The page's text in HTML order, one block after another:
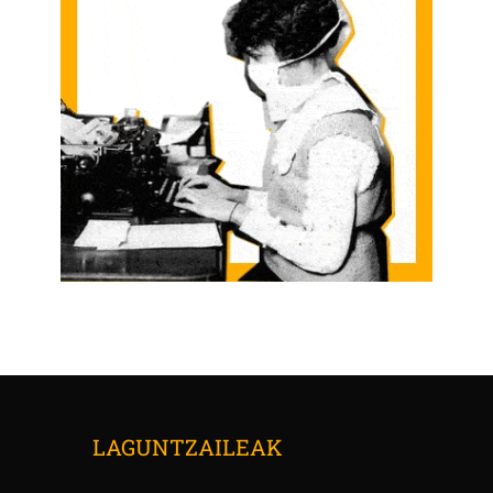
LAGUNTZAILEAK